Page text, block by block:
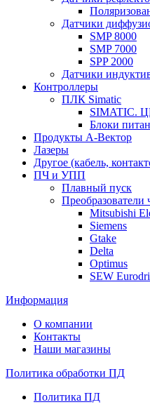
Датчики
SMP 8000
SMP 7000
SPP 2000
Датчики
Контроллеры
ПЛК Simatic
SIMATIC.
Блоки
Продукты А-Вектор
Лазеры
Другое (кабель,
ПЧ и УПП
Плавный пуск
Преобразователи
Mitsubishi
Siemens
Gtake
Delta
Optimus
SEW
Информация
О компании
Контакты
Наши магазины
Политика обработки ПД
Политика ПД